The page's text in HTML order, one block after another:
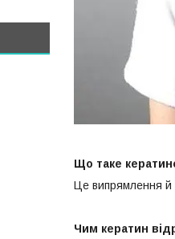
Що таке
Це випрямлення й
Чим кератин